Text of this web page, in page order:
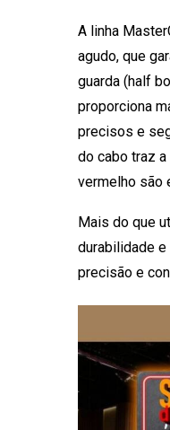
A linha
agudo, que
guarda (half
proporciona
precisos e
do cabo traz
vermelho são
Mais do que
durabilidade
precisão e